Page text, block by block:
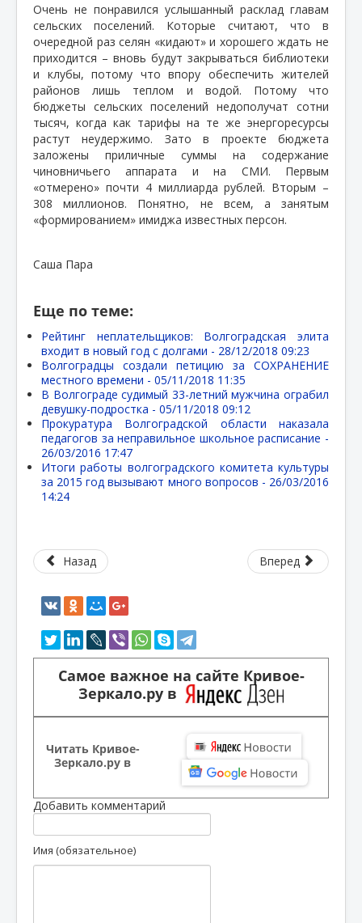
Очень не понравился услышанный расклад главам
сельских поселений. Которые считают, что в
очередной раз селян «кидают» и хорошего ждать не
приходится – вновь будут закрываться библиотеки
и клубы, потому что впору обеспечить жителей
районов лишь теплом и водой. Потому что
бюджеты сельских поселений недополучат сотни
тысяч, когда как тарифы на те же энергоресурсы
растут неудержимо. Зато в проекте бюджета
заложены приличные суммы на содержание
чиновничьего аппарата и на СМИ. Первым
«отмерено» почти 4 миллиарда рублей. Вторым –
308 миллионов. Понятно, не всем, а занятым
«формированием» имиджа известных персон.
Саша Пара
Еще по теме:
Рейтинг неплательщиков: Волгоградская элита
входит в новый год с долгами - 28/12/2018 09:23
Волгоградцы создали петицию за СОХРАНЕНИЕ
местного времени - 05/11/2018 11:35
В Волгограде судимый 33-летний мужчина ограбил
девушку-подростка - 05/11/2018 09:12
Прокуратура Волгоградской области наказала
педагогов за неправильное школьное расписание -
26/03/2016 17:47
Итоги работы волгоградского комитета культуры
за 2015 год вызывают много вопросов - 26/03/2016
14:24
Назад Вперед
Самое важное на сайте Кривое-
Зеркало.ру в
Читать Кривое-
Зеркало.ру в
Добавить комментарий
Имя (обязательное)